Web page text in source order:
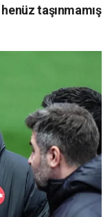
taşınmamış